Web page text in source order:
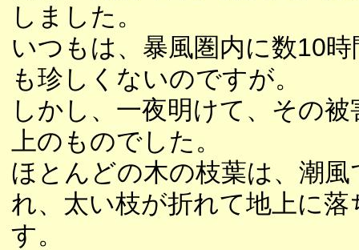
しました。
いつもは、暴風圏内に数10
も珍しくないのですが。
しかし、一夜明けて、その被
上のものでした。
ほとんどの木の枝葉は、潮風
れ、太い枝が折れて地上に落
す。